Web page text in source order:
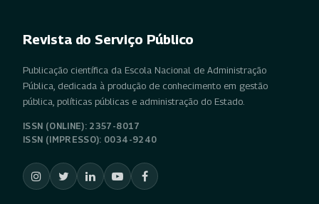
Revista do Serviço Público
Publicação científica da Escola Nacional de Administração
Pública, dedicada à produção de conhecimento em gestão
pública, políticas públicas e administração do Estado.
ISSN (ONLINE): 2357-8017
ISSN (IMPRESSO): 0034-9240